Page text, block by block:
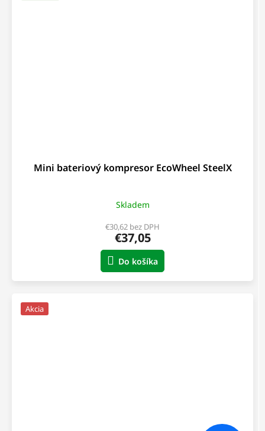
Mini bateriový kompresor EcoWheel SteelX
Skladem
€30,62 bez DPH
€37,05
Do košíka
Akcia